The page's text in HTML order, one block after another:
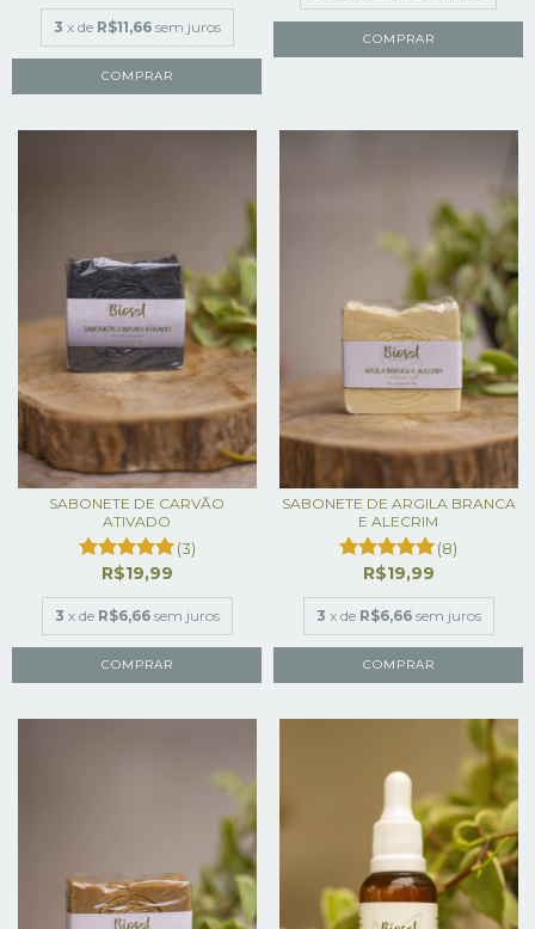
3 x de R$11,66 sem juros
SABONETE DE CARVÃO
ATIVADO
(3)
R$19,99
3 x de R$6,66 sem juros
SABONETE DE ARGILA BRANCA
E ALECRIM
(8)
R$19,99
3 x de R$6,66 sem juros